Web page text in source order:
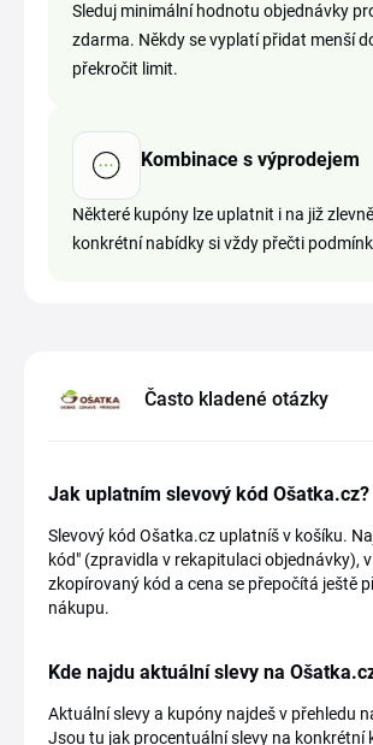
Sleduj minimální hodnotu objednávky
zdarma. Někdy se vyplatí přidat menší
překročit limit.
Kombinace s výprodejem
Některé kupóny lze uplatnit i na již
konkrétní nabídky si vždy přečti
Často kladené otázky
Jak uplatním slevový kód Ošatka.cz?
Slevový kód Ošatka.cz uplatníš v košíku.
kód" (zpravidla v rekapitulaci objednávky),
zkopírovaný kód a cena se přepočítá ještě
nákupu.
Kde najdu aktuální slevy na
Aktuální slevy a kupóny najdeš v přehledu
Jsou tu jak procentuální slevy na konkrétní